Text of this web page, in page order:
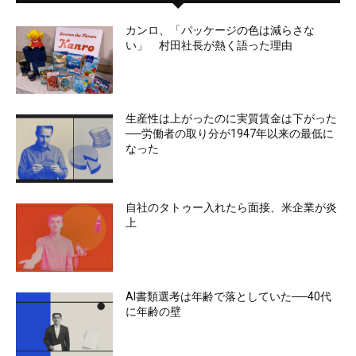
カンロ、「パッケージの色は減らさな
い」 村田社長が熱く語った理由
生産性は上がったのに実質賃金は下がった
──労働者の取り分が1947年以来の最低に
なった
自社のタトゥー入れたら面接、米企業が炎
上
AI書類選考は年齢で落としていた──40代
に年齢の壁